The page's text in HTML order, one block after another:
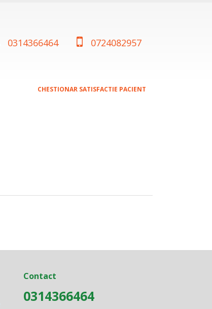
0314366464 0724082957
CHESTIONAR SATISFACTIE PACIENT
Contact
0314366464